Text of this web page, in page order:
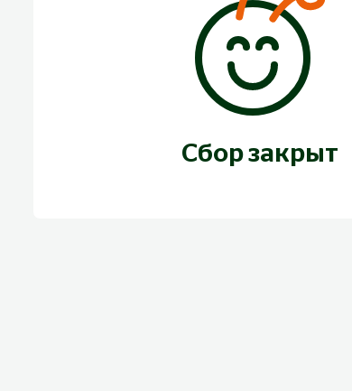
Сбор закрыт